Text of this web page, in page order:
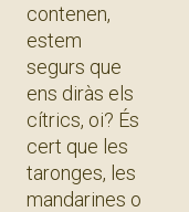
contenen,
estem
segurs que
ens diràs els
cítrics, oi? És
cert que les
taronges, les
mandarines o